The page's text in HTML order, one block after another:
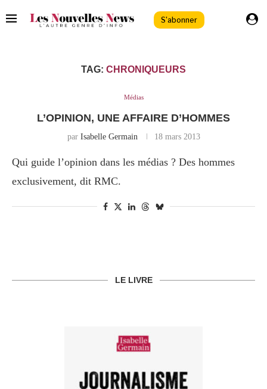
S'abonner
TAG: CHRONIQUEURS
Médias
L’OPINION, UNE AFFAIRE D’HOMMES
par Isabelle Germain 18 mars 2013
Qui guide l’opinion dans les médias ? Des hommes
exclusivement, dit RMC.
LE LIVRE